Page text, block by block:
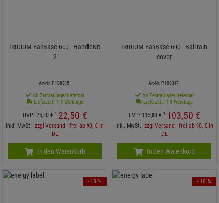
IRIDIUM FanBase 600 - HandleKit
2
Art-Nr. P108335
Ab ZentralLager lieferbar
Lieferzeit: 1-3 Werktage
UVP: 25,00 € 1 22,50 €
inkl. MwSt. zzgl Versand - frei ab 90,-€ in
DE
In den Warenkorb
IRIDIUM FanBase 600 - Ball rain
cover
Art-Nr. P108337
Ab ZentralLager lieferbar
Lieferzeit: 1-3 Werktage
UVP: 115,00 € 1 103,50 €
inkl. MwSt. zzgl Versand - frei ab 90,-€ in
DE
In den Warenkorb
- 18 % - 10 %